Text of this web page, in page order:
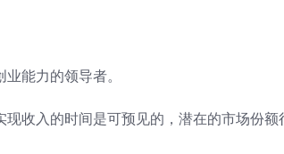
能力的领导者。
收入的时间是可预见的，潜在的市场份额